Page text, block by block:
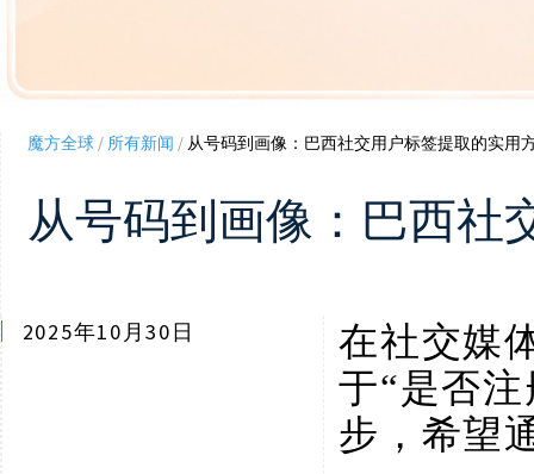
魔方全球/ 所有新闻 / 从号码到画像：巴西社交用户标签提取的实用
从号码到画像：巴西社
2025年10月30日
在社交媒
于“是否
步，希望